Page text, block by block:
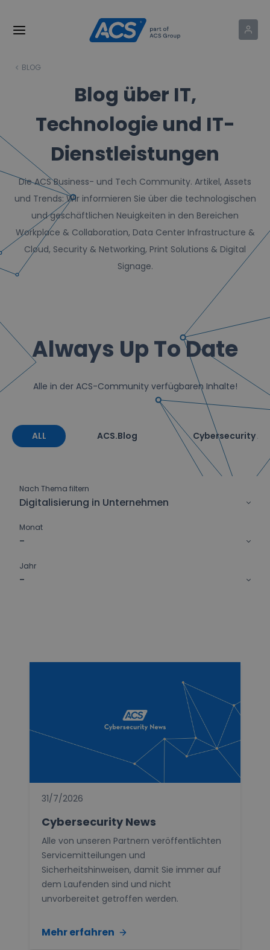
BLOG
Blog über IT,
Technologie und IT-
Dienstleistungen
Die ACS Business- und Tech Community. Artikel, Assets
und Trends: Wir informieren Sie über die technologischen
und geschäftlichen Neuigkeiten in den Bereichen
Workplace & Collaboration, Data Center Infrastructure &
Cloud, Security & Networking, Print Solutions & Digital
Signage.
Always Up To Date
Alle in der ACS-Community verfügbaren Inhalte!
ALL ACS.Blog Cybersecurity
Nach Thema filtern
Digitalisierung in Unternehmen
Monat
-
Jahr
-
31/7/2026
Cybersecurity News
Alle von unseren Partnern veröffentlichten
Servicemitteilungen und
Sicherheitshinweisen, damit Sie immer auf
dem Laufenden sind und nicht
unvorbereitet getroffen werden.
Mehr erfahren